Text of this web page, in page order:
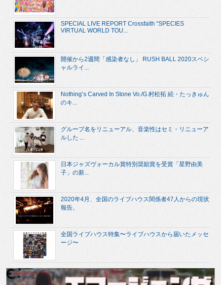
SPECIAL LIVE REPORT Crossfaith “SPECIES
VIRTUAL WORLD TOU...
開催から2週間「感染者なし」 RUSH BALL 2020スペシ
ャルライ...
Nothing’s Carved In Stone Vo./G.村松拓 続・たっきゅん
のキ...
グループ名をリニューアル、音楽性はセミ・リニューア
ルした ...
日本ジャズヴォーカル賞特別奨励賞を受賞「星野由美
子」の新...
2020年4月、全国のライブハウス関係者47人からの現状
報告。
全国ライブハウス特集〜ライブハウスから届いたメッセ
ージ〜